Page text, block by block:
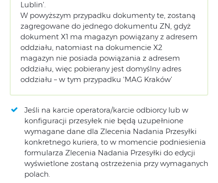
Lublin’.
W powyższym przypadku dokumenty te, zostaną
zagregowane do jednego dokumentu ZN, gdyż
dokument X1 ma magazyn powiązany z adresem
oddziału, natomiast na dokumencie X2
magazyn nie posiada powiązania z adresem
oddziału, więc pobierany jest domyślny adres
oddziału – w tym przypadku ‘MAG Kraków’
Jeśli na karcie operatora/karcie odbiorcy lub w
konfiguracji przesyłek nie będą uzupełnione
wymagane dane dla Zlecenia Nadania Przesyłki
konkretnego kuriera, to w momencie podniesienia
formularza Zlecenia Nadania Przesyłki do edycji
wyświetlone zostaną ostrzeżenia przy wymaganych
polach.